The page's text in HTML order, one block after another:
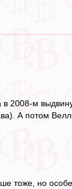
2008-м
А потом
тоже, но